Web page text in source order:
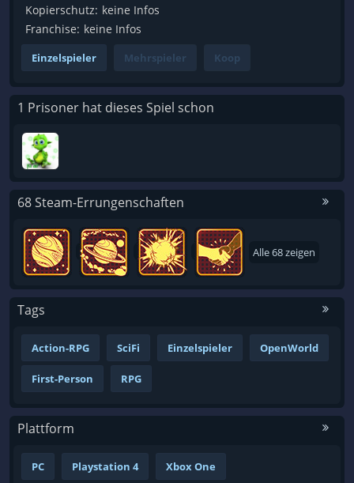
Kopierschutz: keine Infos
Franchise: keine Infos
Einzelspieler Mehrspieler Koop
1 Prisoner hat dieses Spiel schon
68 Steam-Errungenschaften
Alle 68 zeigen
Tags
Action-RPG SciFi Einzelspieler OpenWorld
First-Person RPG
Plattform
PC Playstation 4 Xbox One